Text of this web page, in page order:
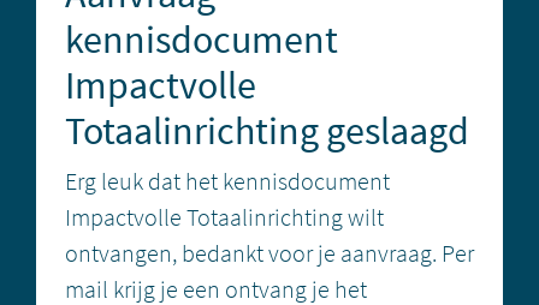
kennisdocument
Impactvolle
Totaalinrichting geslaagd
Erg leuk dat het kennisdocument
Impactvolle Totaalinrichting wilt
ontvangen, bedankt voor je aanvraag. Per
mail krijg je een ontvang je het